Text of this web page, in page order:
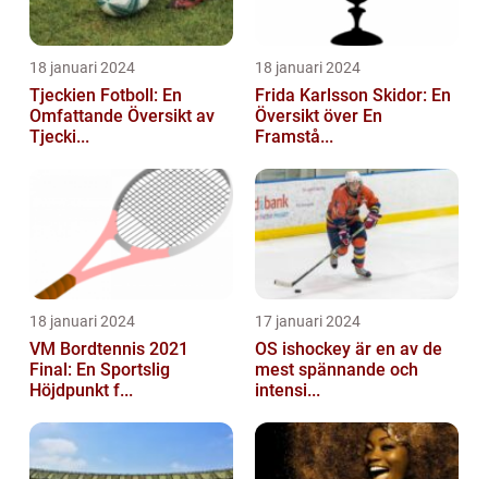
18 januari 2024
Tjeckien Fotboll: En
Omfattande Översikt av
Tjecki...
18 januari 2024
Frida Karlsson Skidor: En
Översikt över En
Framstå...
18 januari 2024
VM Bordtennis 2021
Final: En Sportslig
Höjdpunkt f...
17 januari 2024
OS ishockey är en av de
mest spännande och
intensi...